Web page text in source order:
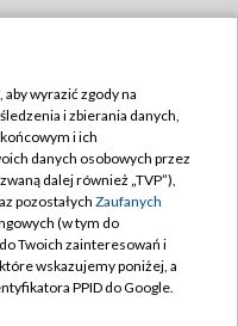
TVP
wyrazić zgody na
i zbierania danych,
i ich
danych osobowych przez
dalej również „TVP”),
pozostałych Zaufanych
(w tym do
Twoich zainteresowań i
wskazujemy poniżej, a
PPID do Google.